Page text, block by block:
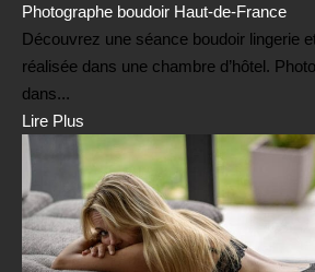
Photographe boudoir Haut-de-France
Découvrez une séance boudoir lingerie
réalisée dans une chambre d’hôtel.
dans...
Lire Plus